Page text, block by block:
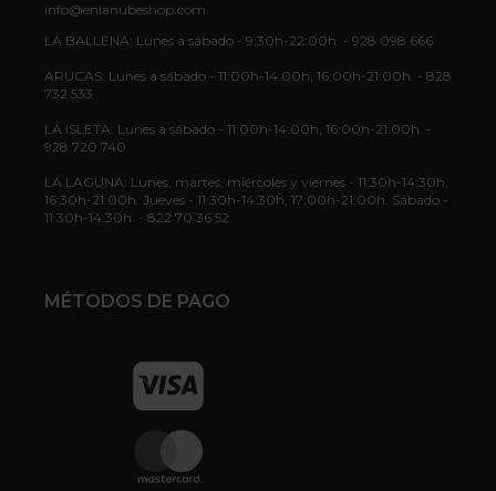
info@enlanubeshop.com
LA BALLENA: Lunes a sábado - 9:30h-22:00h. - 928 098 666
ARUCAS: Lunes a sábado - 11:00h-14:00h, 16:00h-21:00h. - 828
732 533
LA ISLETA: Lunes a sábado - 11:00h-14:00h, 16:00h-21:00h. -
928 720 740
LA LAGUNA: Lunes, martes, miércoles y viernes - 11:30h-14:30h,
16:30h-21:00h. Jueves - 11:30h-14:30h, 17:00h-21:00h. Sábado -
11:30h-14:30h. - 822 70 36 52
MÉTODOS DE PAGO